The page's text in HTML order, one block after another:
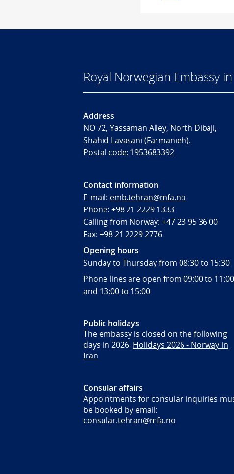
Royal Norwegian Embassy
Address
NO 72, Yassaman Alley, North Dibaji,
Shahid Lavasani (Farmanieh).
Postal code: 1953683392
Contact information
E-mail: emb.tehran@mfa.no
Phone: +98 21 2229 1333
Calling from Norway: +47 23 95 36 00
Fax: +98 21 2229 2776
Opening hours
Sunday to Thursday from 08:30 to 15:30
Phone lines are open from 09:00 to 11:00
and 13:00 to 15:00
Public holidays
The embassy is closed on the following
days in 2026: Holidays 2026 - Norway in
Iran
Consular affairs
Appointments for consular inquiries
be booked by email:
consular.tehran@mfa.no